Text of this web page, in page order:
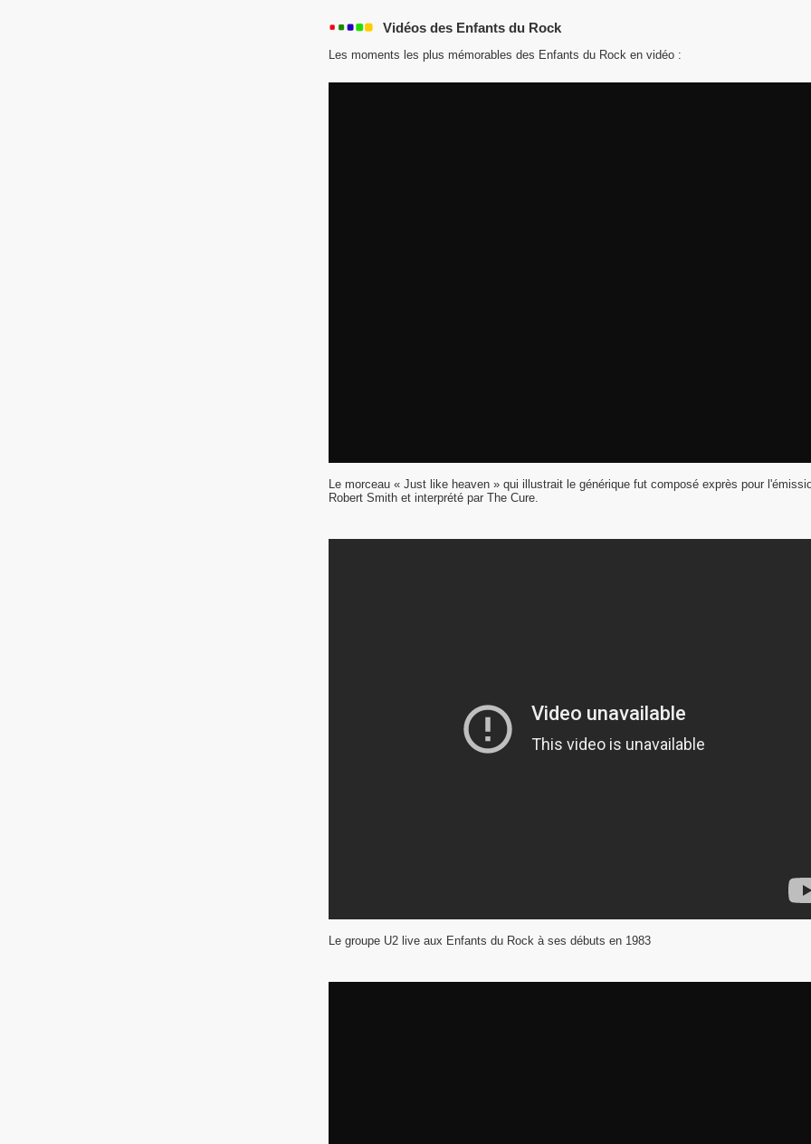
Vidéos des Enfants du Rock
Les moments les plus mémorables des Enfants du Rock en vidéo :
Le morceau « Just like heaven » qui illustrait le générique fut composé exprès pour
Robert Smith et interprété par The Cure.
Le groupe U2 live aux Enfants du Rock à ses débuts en 1983